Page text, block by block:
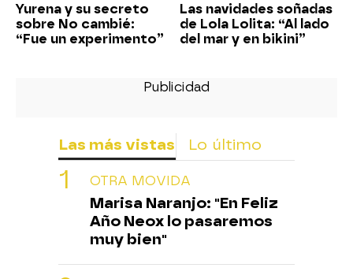
Yurena y su secreto
sobre No cambié:
“Fue un experimento”
Las navidades soñadas
de Lola Lolita: “Al lado
del mar y en bikini”
Las más vistas Lo último
OTRA MOVIDA
Marisa Naranjo: "En Feliz
Año Neox lo pasaremos
muy bien"